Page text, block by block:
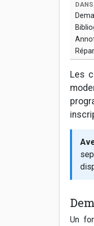
DANS
Les
Un